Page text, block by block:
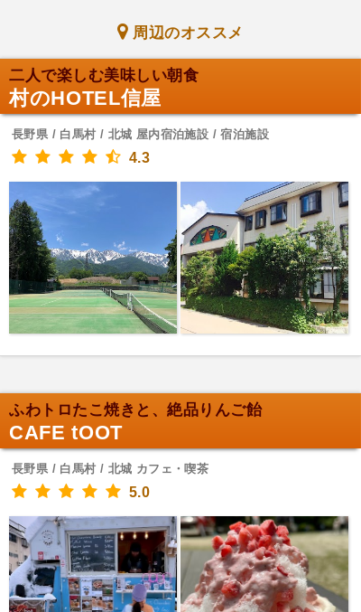
周辺のオススメ
二人で楽しむ美味しい朝食
村のHOTEL信屋
長野県 / 白馬村 / 北城 屋内宿泊施設 / 宿泊施設
4.3
ふわトロたこ焼きと、絶品りんご飴
CAFE tOOT
長野県 / 白馬村 / 北城 カフェ・喫茶
5.0